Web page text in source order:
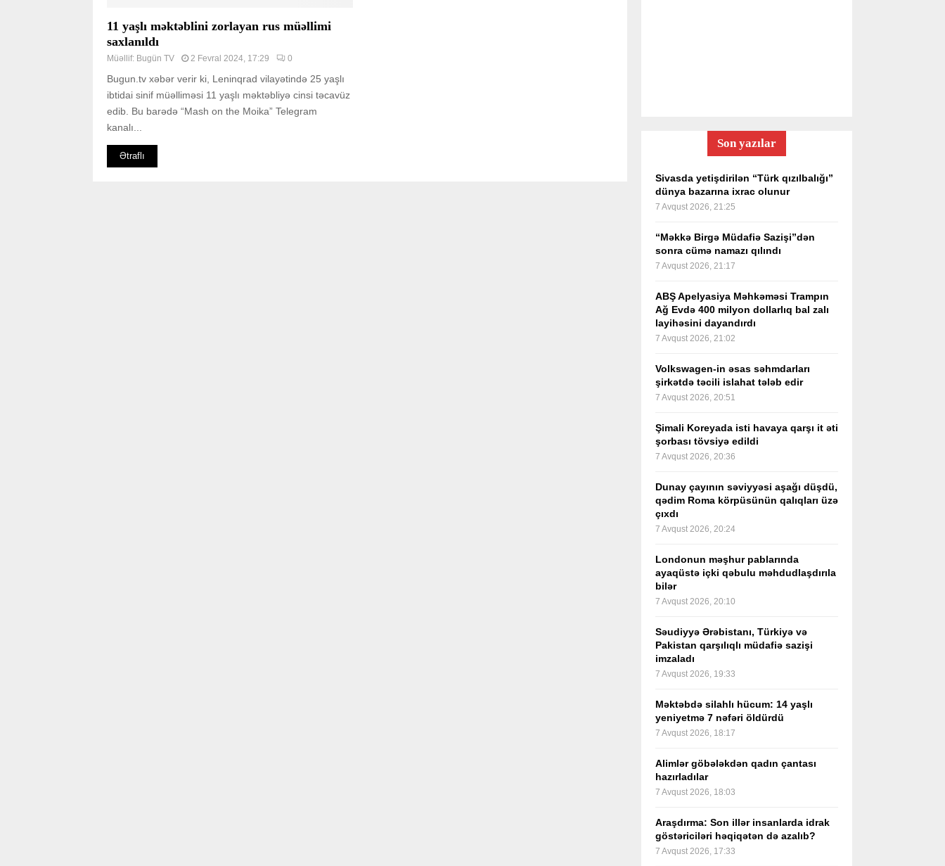
11 yaşlı məktəblini zorlayan rus müəllimi
saxlanıldı
Müəllif: Bugün TV 2 Fevral 2024, 17:29 0
Bugun.tv xəbər verir ki, Leninqrad vilayətində 25 yaşlı
ibtidai sinif müəlliməsi 11 yaşlı məktəbliyə cinsi təcavüz
edib. Bu barədə “Mash on the Moika” Telegram
kanalı...
Ətraflı
Son yazılar
Sivasda yetişdirilən “Türk qızılbalığı”
dünya bazarına ixrac olunur
7 Avqust 2026, 21:25
“Məkkə Birgə Müdafiə Sazişi”dən
sonra cümə namazı qılındı
7 Avqust 2026, 21:17
ABŞ Apelyasiya Məhkəməsi Trampın
Ağ Evdə 400 milyon dollarlıq bal zalı
layihəsini dayandırdı
7 Avqust 2026, 21:02
Volkswagen-in əsas səhmdarları
şirkətdə təcili islahat tələb edir
7 Avqust 2026, 20:51
Şimali Koreyada isti havaya qarşı it əti
şorbası tövsiyə edildi
7 Avqust 2026, 20:36
Dunay çayının səviyyəsi aşağı düşdü,
qədim Roma körpüsünün qalıqları üzə
çıxdı
7 Avqust 2026, 20:24
Londonun məşhur pablarında
ayaqüstə içki qəbulu məhdudlaşdırıla
bilər
7 Avqust 2026, 20:10
Səudiyyə Ərəbistanı, Türkiyə və
Pakistan qarşılıqlı müdafiə sazişi
imzaladı
7 Avqust 2026, 19:33
Məktəbdə silahlı hücum: 14 yaşlı
yeniyetmə 7 nəfəri öldürdü
7 Avqust 2026, 18:17
Alimlər göbələkdən qadın çantası
hazırladılar
7 Avqust 2026, 18:03
Araşdırma: Son illər insanlarda idrak
göstəriciləri həqiqətən də azalıb?
7 Avqust 2026, 17:33